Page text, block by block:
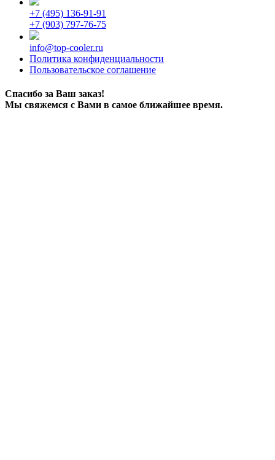
+7 (495) 136-91-91
+7 (903) 797-76-75
info@top-cooler.ru
Политика конфиденциальности
Пользовательское соглашение
Спасибо за Ваш заказ!
Мы свяжемся с Вами в самое ближайшее время.